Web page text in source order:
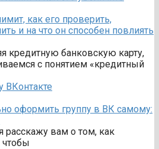
как его проверить,
и на что он способен повлиять
кредитную банковскую карту,
с понятием «кредитный
оформить группу в ВК самому:
расскажу вам о том, как